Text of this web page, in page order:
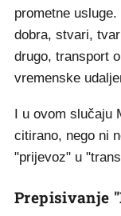
prometne
dobra, stvari,
drugo, transport
vremenske
I u ovom slučaju
citirano, nego ni
"prijevoz" u
Prepisivanje